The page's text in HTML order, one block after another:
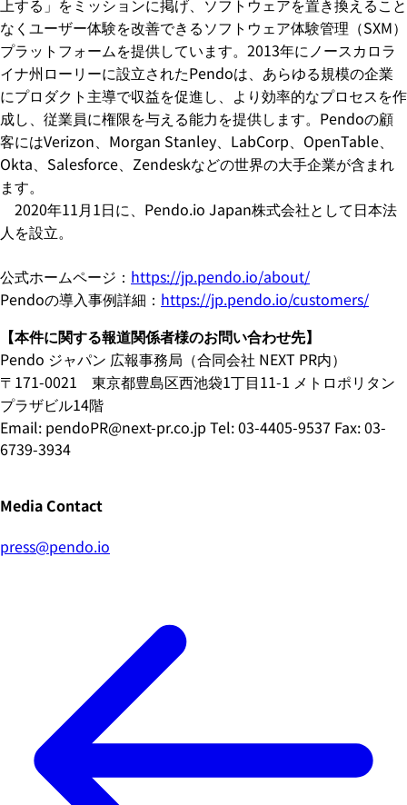
上する」をミッションに掲げ、ソフトウェアを置き換えること
なくユーザー体験を改善できるソフトウェア体験管理（SXM）
プラットフォームを提供しています。2013年にノースカロラ
イナ州ローリーに設立されたPendoは、あらゆる規模の企業
にプロダクト主導で収益を促進し、より効率的なプロセスを作
成し、従業員に権限を与える能力を提供します。Pendoの顧
客にはVerizon、Morgan Stanley、LabCorp、OpenTable、
Okta、Salesforce、Zendeskなどの世界の大手企業が含まれ
ます。
2020年11月1日に、Pendo.io Japan株式会社として日本法
人を設立。
公式ホームページ： https://jp.pendo.io/about/
Pendoの導入事例詳細： https://jp.pendo.io/customers/
【本件に関する報道関係者様のお問い合わせ先】
Pendo ジャパン 広報事務局（合同会社 NEXT PR内）
〒171-0021 東京都豊島区西池袋1丁目11-1 メトロポリタン
プラザビル14階
Email: pendoPR@next-pr.co.jp Tel: 03-4405-9537 Fax: 03-
6739-3934
Media Contact
press@pendo.io